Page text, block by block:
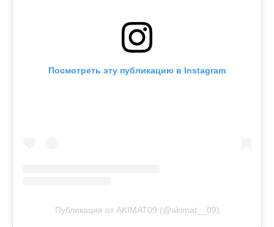
Посмотреть эту публикацию в Instagram
Публикация от AKIMAT09 (@akimat__09)